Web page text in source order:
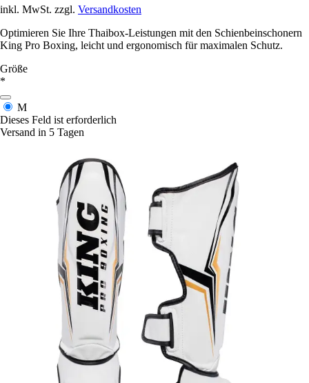
inkl. MwSt. zzgl. Versandkosten
Optimieren Sie Ihre Thaibox-Leistungen mit den Schienbeinschonern
King Pro Boxing, leicht und ergonomisch für maximalen Schutz.
Größe
*
M
Dieses Feld ist erforderlich
Versand in 5 Tagen